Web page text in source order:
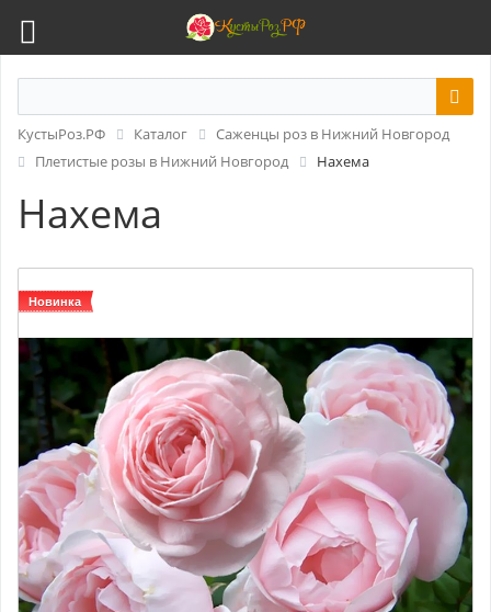
КустыРоз.РФ Каталог
Саженцы роз в Нижний Новгород
Плетистые розы в Нижний Новгород
Нахема
Нахема
Новинка